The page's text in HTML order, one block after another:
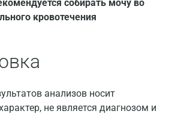
собирать мочу во
кровотечения
анализов носит
не является диагнозом и